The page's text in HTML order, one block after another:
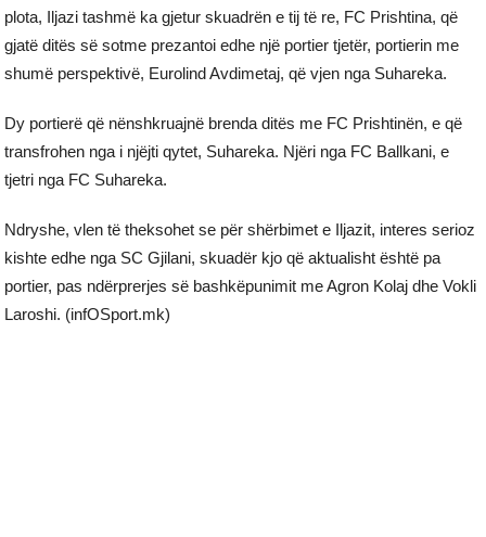
plota, Iljazi tashmë ka gjetur skuadrën e tij të re, FC Prishtina, që
gjatë ditës së sotme prezantoi edhe një portier tjetër, portierin me
shumë perspektivë, Eurolind Avdimetaj, që vjen nga Suhareka.
Dy portierë që nënshkruajnë brenda ditës me FC Prishtinën, e që
transfrohen nga i njëjti qytet, Suhareka. Njëri nga FC Ballkani, e
tjetri nga FC Suhareka.
Ndryshe, vlen të theksohet se për shërbimet e Iljazit, interes serioz
kishte edhe nga SC Gjilani, skuadër kjo që aktualisht është pa
portier, pas ndërprerjes së bashkëpunimit me Agron Kolaj dhe Vokli
Laroshi. (infOSport.mk)